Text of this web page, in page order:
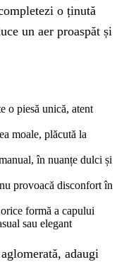
o ținută
un aer proaspăt și
o piesă unică, atent
moale, plăcută la
în nuanțe dulci și
provoacă disconfort în
formă a capului
sau elegant
adaugi